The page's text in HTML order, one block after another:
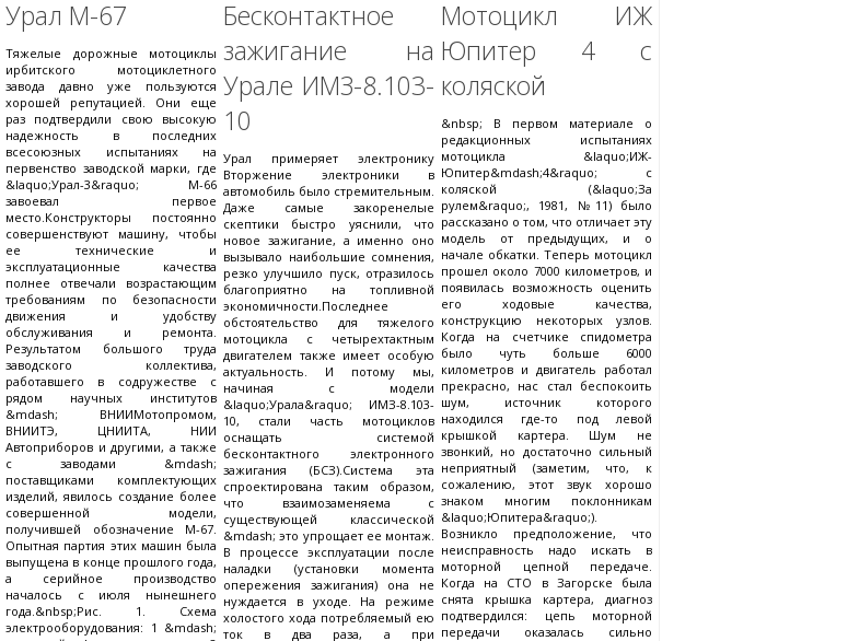
Урал М-67
Тяжелые дорожные мотоциклы
ирбитского мотоциклетного
завода давно уже пользуются
хорошей репутацией. Они еще
раз подтвердили свою высокую
надежность в последних
всесоюзных испытаниях на
первенство заводской марки, где
&laquo;Урал-3&raquo; М-66
завоевал первое
место.Конструкторы постоянно
совершенствуют машину, чтобы
ее технические и
эксплуатационные качества
полнее отвечали возрастающим
требованиям по безопасности
движения и удобству
обслуживания и ремонта.
Результатом большого труда
заводского коллектива,
работавшего в содружестве с
рядом научных институтов
&mdash; ВНИИМотопромом,
ВНИИТЭ, ЦНИИТА, НИИ
Автоприборов и другими, а также
с заводами &mdash;
поставщиками комплектующих
изделий, явилось создание более
совершенной модели,
получившей обозначение М-67.
Опытная партия этих машин была
выпущена в конце прошлого года,
а серийное производство
началось с июля нынешнего
года.&nbsp;Рис. 1. Схема
электрооборудования: 1 &mdash;
Бесконтактное
зажигание на
Урале ИМЗ-8.103-
10
Урал примеряет электронику
Вторжение электроники в
автомобиль было стремительным.
Даже самые закоренелые
скептики быстро уяснили, что
новое зажигание, а именно оно
вызывало наибольшие сомнения,
резко улучшило пуск, отразилось
благоприятно на топливной
экономичности.Последнее
обстоятельство для тяжелого
мотоцикла с четырехтактным
двигателем также имеет особую
актуальность. И потому мы,
начиная с модели
&laquo;Урала&raquo; ИМЗ-8.103-
10, стали часть мотоциклов
оснащать системой
бесконтактного электронного
зажигания (БСЗ).Система эта
спроектирована таким образом,
что взаимозаменяема с
существующей классической
&mdash; это упрощает ее монтаж.
В процессе эксплуатации после
наладки (установки момента
опережения зажигания) она не
нуждается в уходе. На режиме
холостого хода потребляемый ею
ток в два раза, а при
Мотоцикл ИЖ
Юпитер 4 с
коляской
&nbsp; В первом материале о
редакционных испытаниях
мотоцикла &laquo;ИЖ-
Юпитер&mdash;4&raquo; с
коляской (&laquo;За
рулем&raquo;, 1981, №11) было
рассказано о том, что отличает эту
модель от предыдущих, и о
начале обкатки. Теперь мотоцикл
прошел около 7000 километров, и
появилась возможность оценить
его ходовые качества,
конструкцию некоторых узлов.
Когда на счетчике спидометра
было чуть больше 6000
километров и двигатель работал
прекрасно, нас стал беспокоить
шум, источник которого
находился где-то под левой
крышкой картера. Шум не
звонкий, но достаточно сильный
неприятный (заметим, что, к
сожалению, этот звук хорошо
знаком многим поклонникам
&laquo;Юпитера&raquo;).
Возникло предположение, что
неисправность надо искать в
моторной цепной передаче.
Когда на СТО в Загорске была
снята крышка картера, диагноз
подтвердился: цепь моторной
передачи оказалась сильно